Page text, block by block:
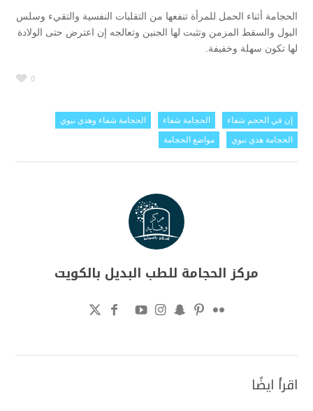
الحجامة أثناء الحمل للمرأة تنفعها من التقلبات النفسية والتقيء وسلس
البول والسقط المزمن وتثبت لها الجنين وتعالجه إن اعترض حتى الولادة
لها تكون سهلة وخفيفة.
0
إن في الحجم شفاء الحجامة شفاء
الحجامة شفاء وهدي نبوي
الحجامة هدي نبوي
مواضع الحجامة
مركز الحجامة للطب البديل بالكويت
اقرأ ايضًا